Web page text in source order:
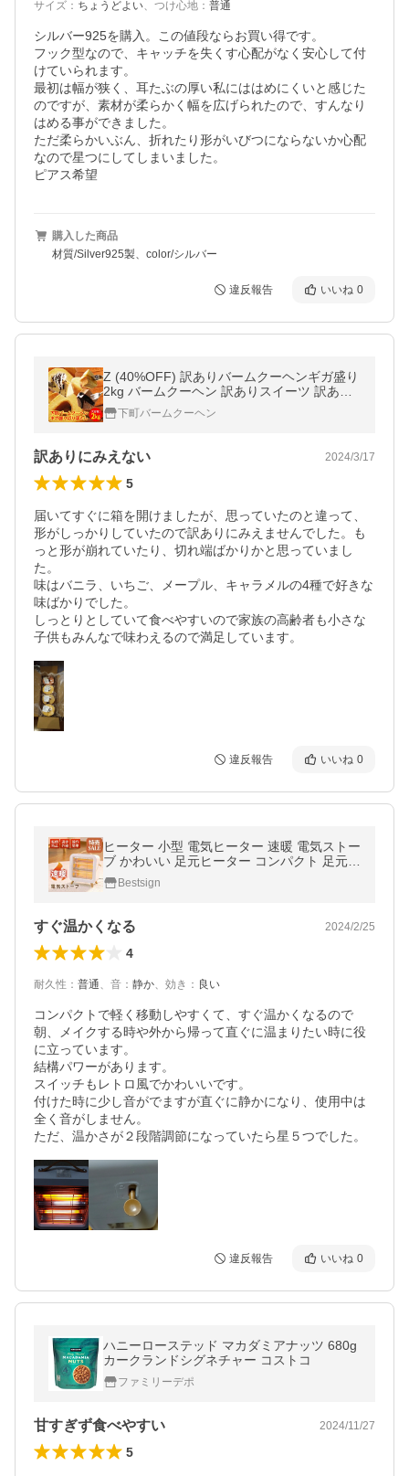
サイズ ： ちょうどよい、 つけ心地 ： 普通
シルバー925を購入。この値段ならお買い得です。
フック型なので、キャッチを失くす心配がなく安心して付
けていられます。
最初は幅が狭く、耳たぶの厚い私にははめにくいと感じた
のですが、素材が柔らかく幅を広げられたので、すんなり
はめる事ができました。
ただ柔らかいぶん、折れたり形がいびつにならないか心配
なので星つにしてしまいました。
購入した商品
材質/Silver925製、color/シルバー
違反報告 いいね 0
Z (40%OFF) 訳ありバームクーヘンギガ盛り
2kg バームクーヘン 訳ありスイーツ 訳あり
食品 在庫処分 送料無料 訳あり ポイント利用
E 爆買
下町バームクーヘン
訳ありにみえない 2024/3/17
5
届いてすぐに箱を開けましたが、思っていたのと違って、
形がしっかりしていたので訳ありにみえませんでした。も
っと形が崩れていたり、切れ端ばかりかと思っていまし
た。
味はバニラ、いちご、メープル、キャラメルの4種で好きな
味ばかりでした。
しっとりとしていて食べやすいので家族の高齢者も小さな
子供もみんなで味わえるので満足しています。
違反報告 いいね 0
ヒーター 小型 電気ヒーター 速暖 電気ストー
ブ かわいい 足元ヒーター コンパクト 足元暖
房 静音 脱衣所 寝室 暖房器具 TT-HM-D001
爆買Bestsign
すぐ温かくなる 2024/2/25
4
耐久性 ： 普通、 音 ： 静か、 効き ： 良い
コンパクトで軽く移動しやすくて、すぐ温かくなるので
朝、メイクする時や外から帰って直ぐに温まりたい時に役
に立っています。
結構パワーがあります。
スイッチもレトロ風でかわいいです。
付けた時に少し音がでますが直ぐに静かになり、使用中は
全く音がしません。
ただ、温かさが２段階調節になっていたら星５つでした。
違反報告 いいね 0
ハニーローステッド マカダミアナッツ 680g
カークランドシグネチャー コストコ
ファミリーデポ
甘すぎず食べやすい 2024/11/27
5